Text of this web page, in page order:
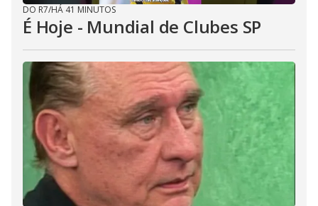
DO R7/HÁ 41 MINUTOS
É Hoje - Mundial de Clubes SP